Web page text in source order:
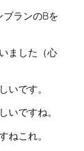
ブランのBを
ました（心
いです。
いですね。
ねこれ。